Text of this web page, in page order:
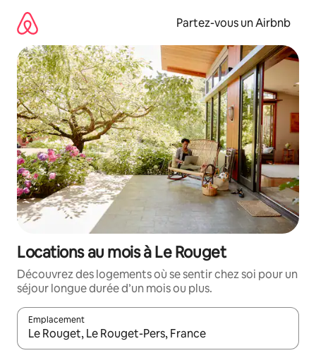
directement
contenu
Partez-vous un Airbnb
Locations au mois à Le Rouget
Découvrez des logements où se sentir chez soi pour un
séjour longue durée d’un mois ou plus.
Emplacement
Quand les résultats sont affichés, parcourez-les en utilisant